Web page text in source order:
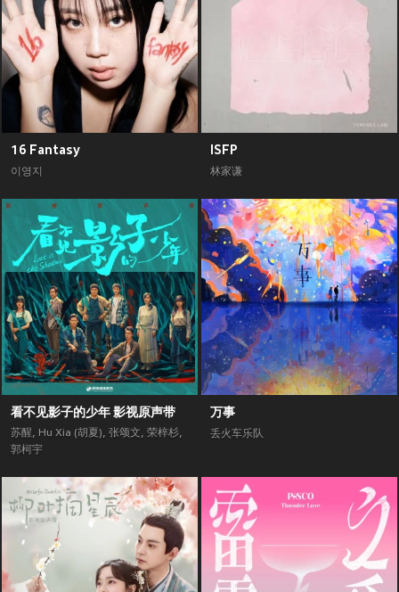
16 Fantasy
이영지
ISFP
林家谦
看不见影子的少年 影视原声带
苏醒, Hu Xia (胡夏), 张颂文, 荣梓杉,
郭柯宇
万事
丢火车乐队